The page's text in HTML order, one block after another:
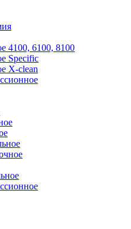
4100, 6100, 8100
Specific
X-clean